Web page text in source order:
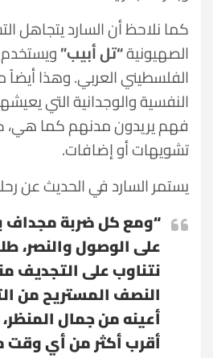
كما نلاحظ أن السارد يتجاهل
الصهيونية“تل أبيب”ويستخدم
الفلسطيني العربي. وهذا أيضاً
النفسية والوجدانية التي
فهم يريدون مدنهم كما هي،
تشويهات أو إضافات.
يستمر السارد في الحديث عن
“ومع كل ضربة مجداف
على الوصول والنصر،
نتناوب على التجديف
النصف المستريح من
أعينه من جمال
أقرب أكثر من أي وقت